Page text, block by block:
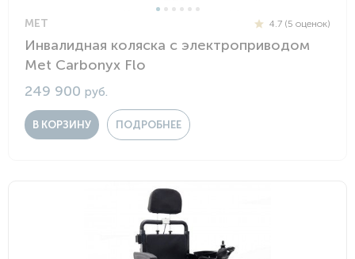
MET 4.7 (5 оценок)
Инвалидная коляска с электроприводом
Met Carbonyx Flo
249 900 руб.
В КОРЗИНУ ПОДРОБНЕЕ